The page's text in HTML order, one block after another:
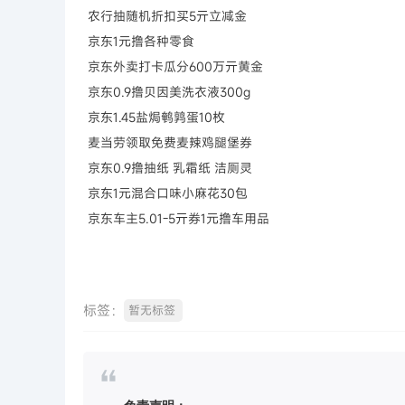
农行抽随机折扣买5亓立减金
京东1元撸各种零食
京东外卖打卡瓜分600万亓黄金
京东0.9撸贝因美洗衣液300g
京东1.45盐焗鹌鹑蛋10枚
麦当劳领取免费麦辣鸡腿堡券
京东0.9撸抽纸 乳霜纸 洁厕灵
京东1元混合口味小麻花30包
京东车主5.01-5亓券1元撸车用品
标签： 暂无标签